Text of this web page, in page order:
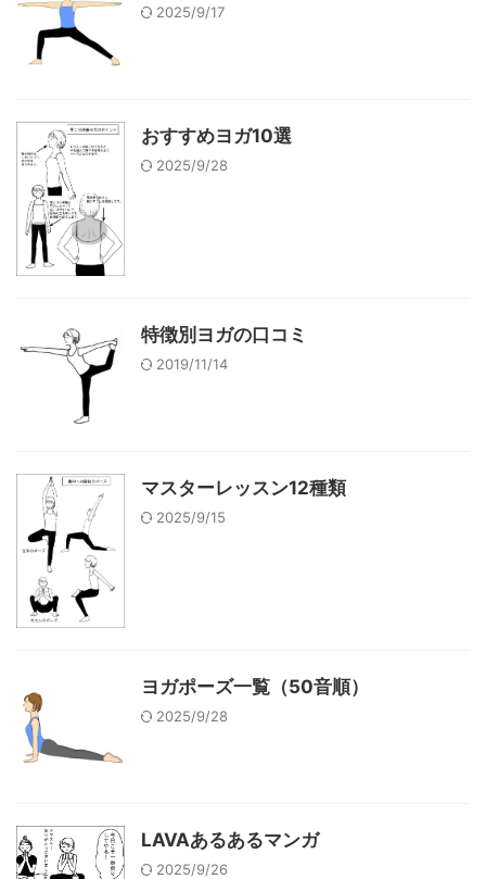
2025/9/17
おすすめヨガ10選
2025/9/28
特徴別ヨガの口コミ
2019/11/14
マスターレッスン12種類
2025/9/15
ヨガポーズ一覧（50音順）
2025/9/28
LAVAあるあるマンガ
2025/9/26